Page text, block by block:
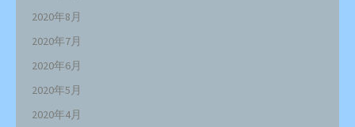
2020年8月
2020年7月
2020年6月
2020年5月
2020年4月